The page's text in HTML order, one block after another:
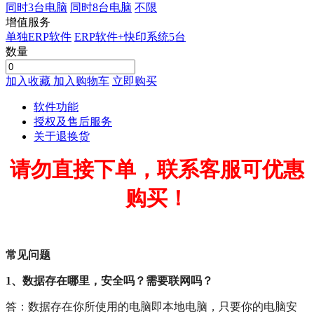
同时3台电脑 同时8台电脑 不限
增值服务
单独ERP软件 ERP软件+快印系统5台
数量
加入收藏 加入购物车 立即购买
软件功能
授权及售后服务
关于退换货
请勿直接下单，联系客服可优惠
购买！
常见问题
1、数据存在哪里，安全吗？ 需要联网吗？
答：数据存在你所使用的电脑即本地电脑，只要你的电脑安